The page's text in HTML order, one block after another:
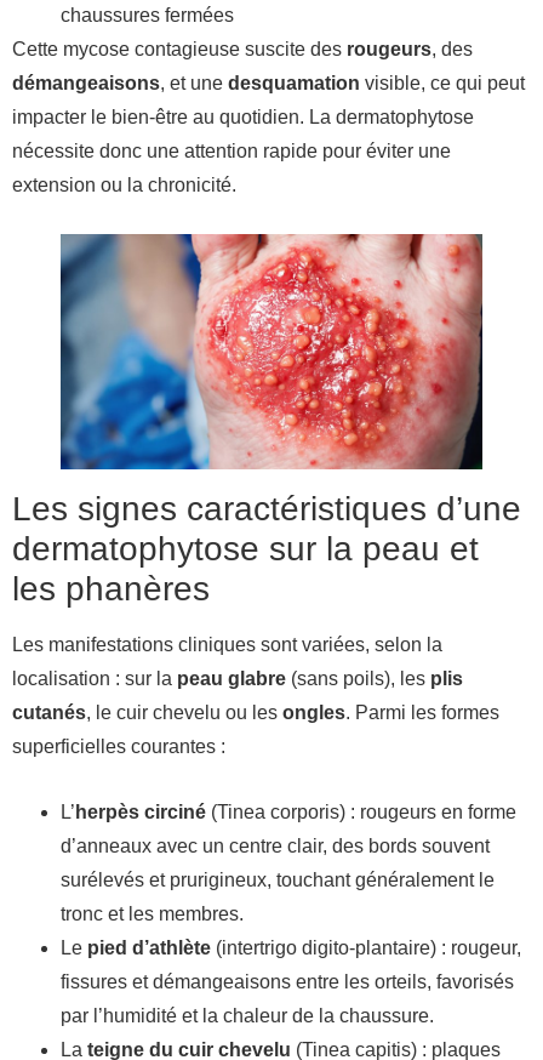
chaussures fermées
Cette mycose contagieuse suscite des rougeurs, des
démangeaisons, et une desquamation visible, ce qui peut
impacter le bien-être au quotidien. La dermatophytose
nécessite donc une attention rapide pour éviter une
extension ou la chronicité.
Les signes caractéristiques d’une
dermatophytose sur la peau et
les phanères
Les manifestations cliniques sont variées, selon la
localisation : sur la peau glabre (sans poils), les plis
cutanés, le cuir chevelu ou les ongles. Parmi les formes
superficielles courantes :
L’ herpès circiné (Tinea corporis) : rougeurs en forme
d’anneaux avec un centre clair, des bords souvent
surélevés et prurigineux, touchant généralement le
tronc et les membres.
Le pied d’athlète (intertrigo digito-plantaire) : rougeur,
fissures et démangeaisons entre les orteils, favorisés
par l’humidité et la chaleur de la chaussure.
La teigne du cuir chevelu (Tinea capitis) : plaques